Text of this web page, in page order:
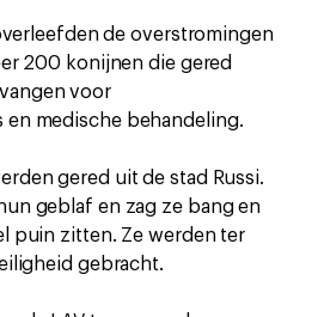
de overstromingen
200 konijnen die gered
voor
medische behandeling.
gered uit de stad Russi.
geblaf en zag ze bang en
puin zitten. Ze werden ter
gebracht.